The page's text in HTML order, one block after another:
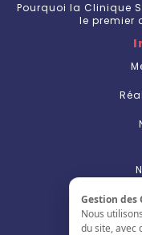
Gestion des
Nous
du site, avec
Pourquoi la Clinique
le premier